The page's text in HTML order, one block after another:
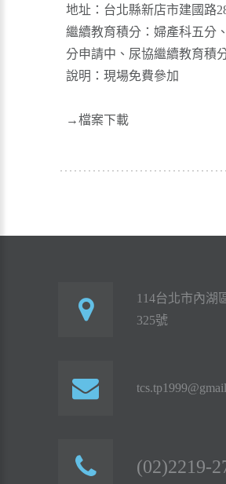
地址：台北縣新店市建國路
繼續教育積分：婦產科五分
分申請中、尿協繼續教育積
說明：現場免費參加
→檔案下載
114台北市內湖
325號
(02)2219-